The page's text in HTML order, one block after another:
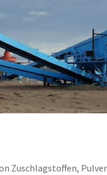
Zuschlagstoffen,